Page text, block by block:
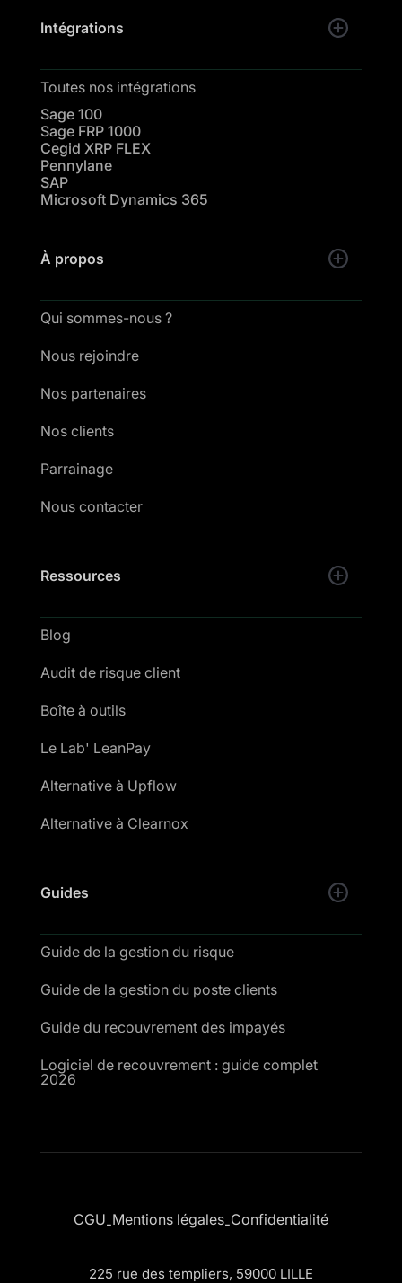
Intégrations
Toutes nos intégrations
Sage 100
Sage FRP 1000
Cegid XRP FLEX
Pennylane
SAP
Microsoft Dynamics 365
À propos
Qui sommes-nous ?
Nous rejoindre
Nos partenaires
Nos clients
Parrainage
Nous contacter
Ressources
Blog
Audit de risque client
Boîte à outils
Le Lab' LeanPay
Alternative à Upflow
Alternative à Clearnox
Guides
Guide de la gestion du risque
Guide de la gestion du poste clients
Guide du recouvrement des impayés
Logiciel de recouvrement : guide complet
2026
CGU-Mentions légales-Confidentialité
225 rue des templiers, 59000 LILLE